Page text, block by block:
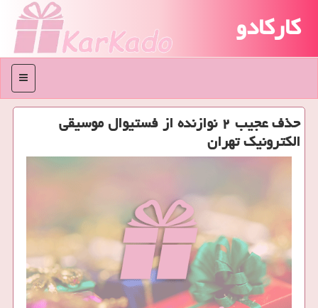
کارکادو
منو
حذف عجیب ۲ نوازنده از فستیوال موسیقی
الكترونیك تهران